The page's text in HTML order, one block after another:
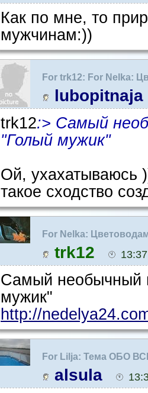
Как по мне, то
мужчинам:))
For trk12: For Nelka:
lubopitnaja
trk12:> Самый
"Голый мужик"
Ой, ухахатываюсь
такое сходство
For Nelka:
trk12 13:37
Самый необычный
мужик"
http://
For Lilja: Тема ОБО
любящих поболтать.
alsula